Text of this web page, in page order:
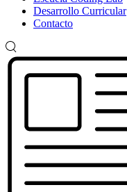
Desarrollo Curricular
Contacto